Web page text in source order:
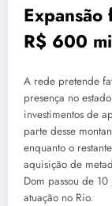
Expansão
R$ 600
A rede pretende
presença no
investimentos de
parte desse
enquanto o
aquisição de
Dom passou de
atuação no Rio.